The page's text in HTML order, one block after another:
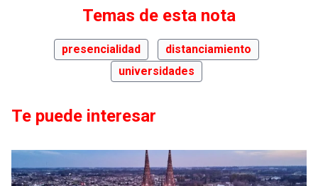
Temas de esta nota
presencialidad
distanciamiento
universidades
Te puede interesar